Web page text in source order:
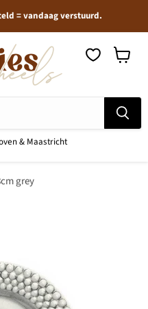
= vandaag verstuurd.
& Maastricht
grey